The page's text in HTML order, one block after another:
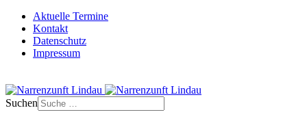
Aktuelle Termine
Kontakt
Datenschutz
Impressum
Suchen